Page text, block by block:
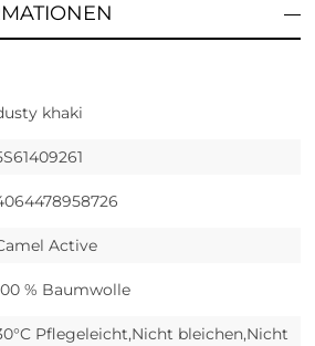
khaki
Active
% Baumwolle
Pflegeleicht,Nicht bleichen,Nicht